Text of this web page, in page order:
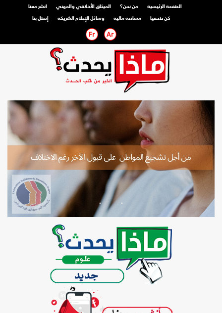
الصفحة الرئيسية من نحن؟ الميثاق الأخلاقي والمهني
انشر معنا
كن صحفيا
مساندة مالية وسائل الإعلام الشريكة إتصل بنا